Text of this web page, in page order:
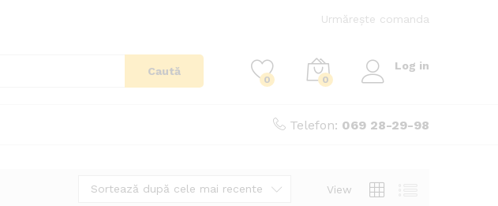
Urmărește comanda
Caută
0 0
Log in
Telefon: 069 28-29-98
View
Sortează după cele mai recente